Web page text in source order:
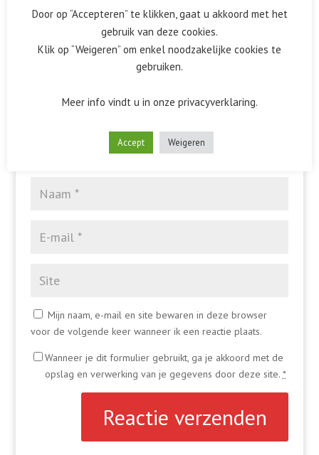
Het e-mailadres wordt niet gepubliceerd.
Vereiste velden
zijn gemarkeerd met
Mijn naam, e-mail en site bewaren in deze browser
voor de volgende keer wanneer ik een reactie plaats.
Wanneer je dit formulier gebruikt, ga je akkoord met de
opslag en verwerking van je gegevens door deze site. *
Door op “Accepteren” te klikken, gaat u akkoord met het
gebruik van deze cookies.
Klik op “Weigeren” om enkel noodzakelijke cookies te
gebruiken.
Meer info vindt u in onze privacyverklaring.
Accept Weigeren